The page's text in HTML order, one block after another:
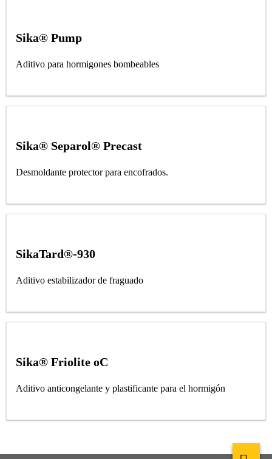
Sika® Pump
Aditivo para hormigones bombeables
Sika® Separol® Precast
Desmoldante protector para encofrados.
SikaTard®-930
Aditivo estabilizador de fraguado
Sika® Friolite oC
Aditivo anticongelante y plastificante para el hormigón